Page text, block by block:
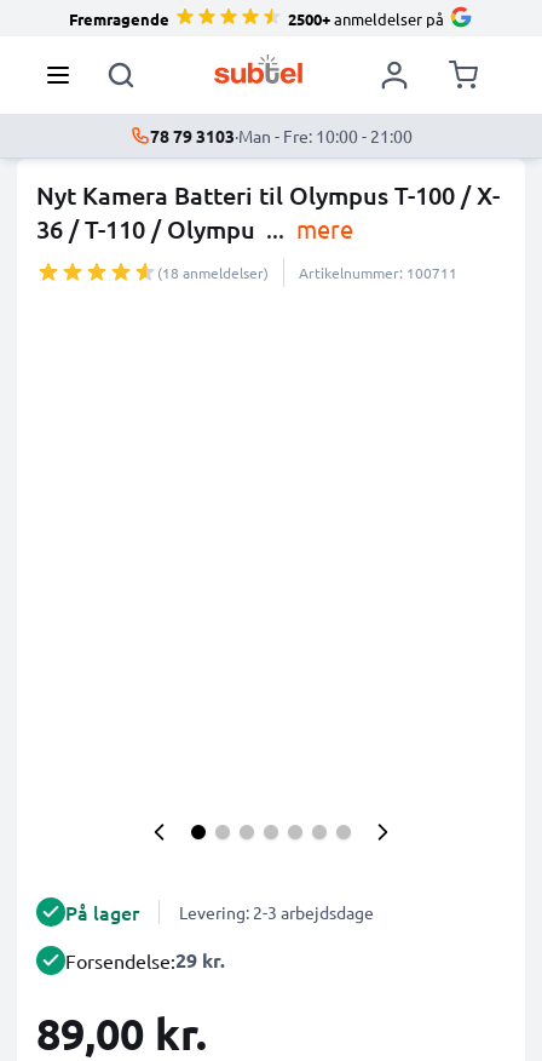
Fremragende 2500+anmeldelser på
78 79 3103·Man - Fre: 10:00 - 21:00
Nyt Kamera Batteri til Olympus T-100 / X-
36 / T-110 / Olympu ... mere
(18 anmeldelser) Artikelnummer: 100711
På lager Levering: 2-3 arbejdsdage
Forsendelse:29 kr.
89,00 kr.